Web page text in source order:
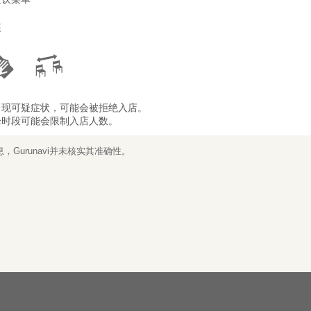
可疑症状，可能会被拒绝入店。
段可能会限制入店人数。
Gurunavi并未核实其准确性。